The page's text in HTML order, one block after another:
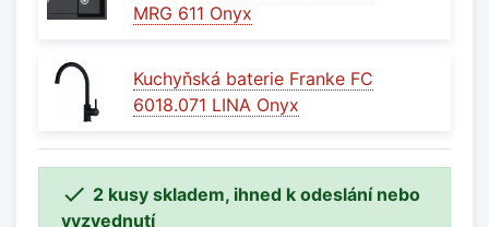
MRG 611 Onyx
Kuchyňská baterie Franke FC
6018.071 LINA Onyx
 2 kusy skladem, ihned k odeslání nebo
vyzvednutí